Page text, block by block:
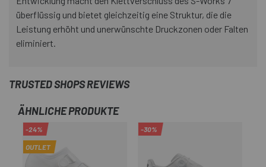
überflüssig und bietet gleichzeitig eine Struktur, die die
Leistung erhöht und unerwünschte Druckzonen oder Falten
eliminiert.
TRUSTED SHOPS REVIEWS
ÄHNLICHE PRODUKTE
-24%
OUTLET
-30%